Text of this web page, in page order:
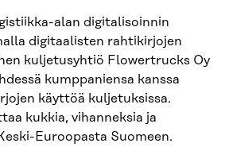
alan digitalisoinnin
digitaalisten rahtikirjojen
kuljetusyhtiö Flowertrucks Oy
kumppaniensa kanssa
käyttöä kuljetuksissa.
kukkia, vihanneksia ja
Euroopasta Suomeen.